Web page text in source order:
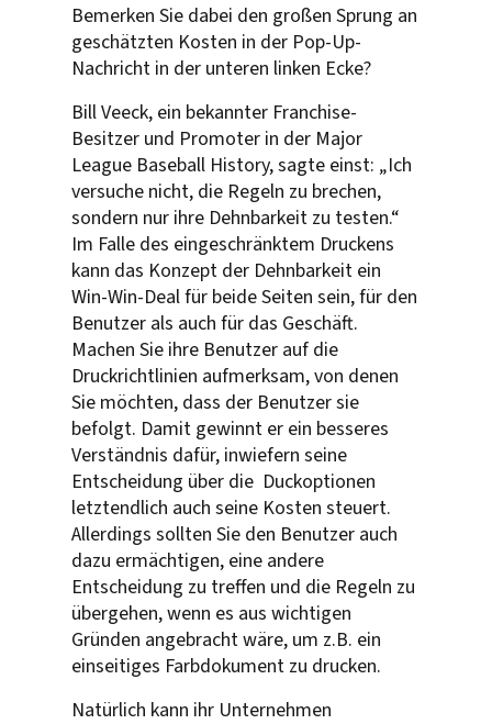
Bemerken Sie dabei den großen Sprung an
geschätzten Kosten in der Pop-Up-
Nachricht in der unteren linken Ecke?
Bill Veeck, ein bekannter Franchise-
Besitzer und Promoter in der Major
League Baseball History, sagte einst: „Ich
versuche nicht, die Regeln zu brechen,
sondern nur ihre Dehnbarkeit zu testen.“
Im Falle des eingeschränktem Druckens
kann das Konzept der Dehnbarkeit ein
Win-Win-Deal für beide Seiten sein, für den
Benutzer als auch für das Geschäft.
Machen Sie ihre Benutzer auf die
Druckrichtlinien aufmerksam, von denen
Sie möchten, dass der Benutzer sie
befolgt. Damit gewinnt er ein besseres
Verständnis dafür, inwiefern seine
Entscheidung über die Duckoptionen
letztendlich auch seine Kosten steuert.
Allerdings sollten Sie den Benutzer auch
dazu ermächtigen, eine andere
Entscheidung zu treffen und die Regeln zu
übergehen, wenn es aus wichtigen
Gründen angebracht wäre, um z.B. ein
einseitiges Farbdokument zu drucken.
Natürlich kann ihr Unternehmen